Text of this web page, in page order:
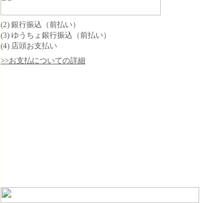
(2) 銀行振込（前払い）
(3) ゆうちょ銀行振込（前払い）
(4) 店頭お支払い
>>お支払についての詳細